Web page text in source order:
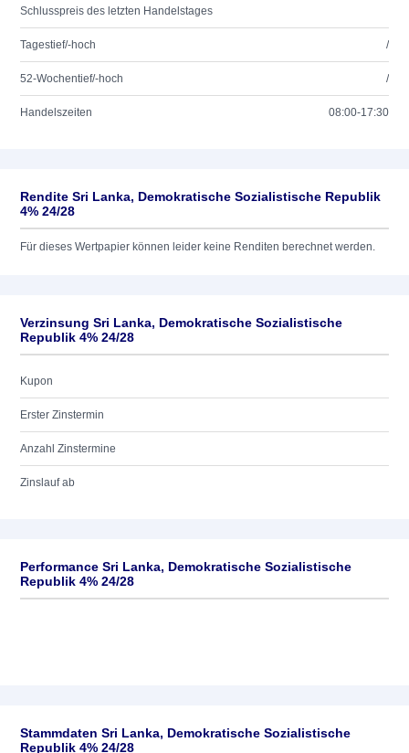
Schlusspreis des letzten Handelstages
Tagestief/-hoch /
52-Wochentief/-hoch /
Handelszeiten 08:00-17:30
Rendite Sri Lanka, Demokratische Sozialistische Republik
4% 24/28
Für dieses Wertpapier können leider keine Renditen berechnet werden.
Verzinsung Sri Lanka, Demokratische Sozialistische
Republik 4% 24/28
Kupon
Erster Zinstermin
Anzahl Zinstermine
Zinslauf ab
Performance Sri Lanka, Demokratische Sozialistische
Republik 4% 24/28
Stammdaten Sri Lanka, Demokratische Sozialistische
Republik 4% 24/28